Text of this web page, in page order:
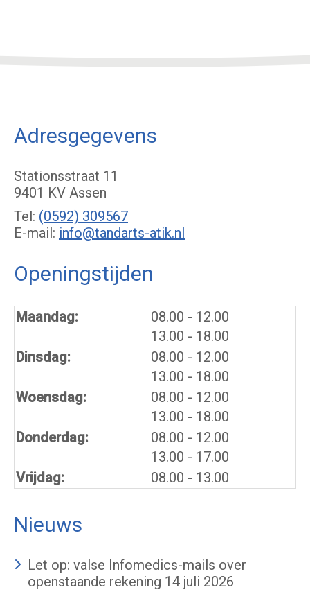
Adresgegevens
Stationsstraat 11
9401 KV Assen
Tel: (0592) 309567
E-mail: info@tandarts-atik.nl
Openingstijden
Maandag: 08.00 tot
- 12.00
13.00 tot
- 18.00
Dinsdag:
08.00 tot
- 12.00
13.00 tot
- 18.00
Woensdag:
08.00 tot
- 12.00
13.00 tot
- 18.00
Donderdag:
08.00 tot
- 12.00
13.00 tot
- 17.00
Vrijdag:
08.00 - 13.00
Nieuws
Let op: valse Infomedics-mails over
openstaande rekening 14 juli 2026